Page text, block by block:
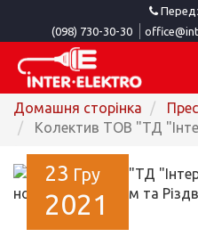
(098) 730-30-30
Домашня сторінка
Колектив ТОВ "ТД
23 Гру
2021